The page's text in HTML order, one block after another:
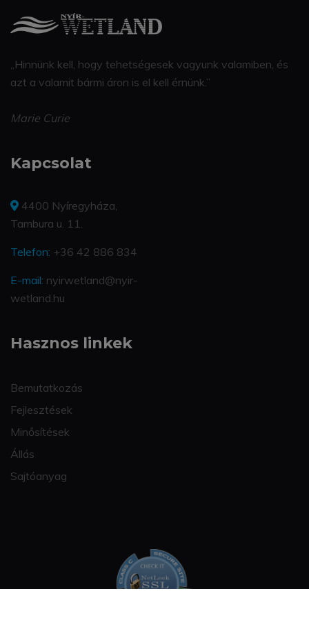
„Hinnünk kell, hogy tehetségesek vagyunk valamiben, és
azt a valamit bármi áron is el kell érnünk.”
Marie Curie
Kapcsolat
4400 Nyíregyháza,
Tambura u. 11.
Telefon: +36 42 886 834
E-mail: nyirwetland@nyir-
wetland.hu
Hasznos linkek
Bemutatkozás
Fejlesztések
Minősítések
Állás
Sajtóanyag